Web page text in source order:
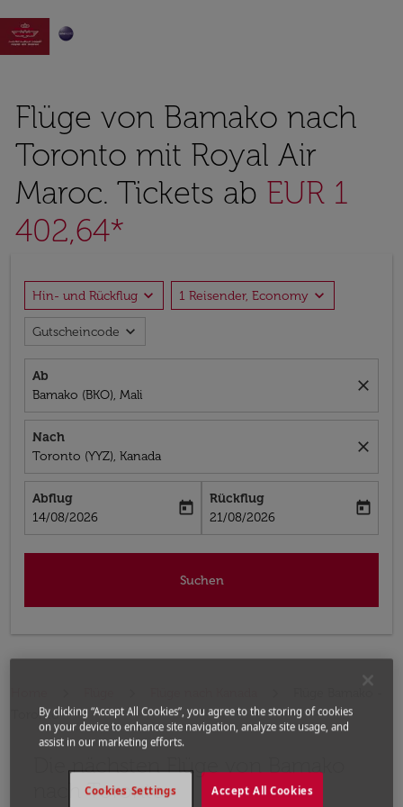

Flüge von Bamako nach
Toronto mit Royal Air
Maroc. Tickets ab EUR 1
402,64*
Hin- und Rückflug expand_more 1 Reisender, Economy expand_more
Gutscheincode expand_more
Ab
Bamako (BKO), Mali
close
Nach
Toronto (YYZ), Kanada
close
Abflug
fc-booking-departure-date-aria-label
14/08/2026
today
Rückflug
fc-booking-return-date-aria-label
21/08/2026
today
Suchen
Toronto
Die nächsten Flüge von Bamako
nach Toronto
By clicking “Accept All Cookies”, you agree to the storing of cookies
on your device to enhance site navigation, analyze site usage, and
assist in our marketing efforts.
Accept All Cookies
Cookies Settings